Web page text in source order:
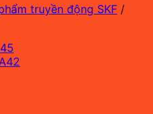
truyền động SKF /